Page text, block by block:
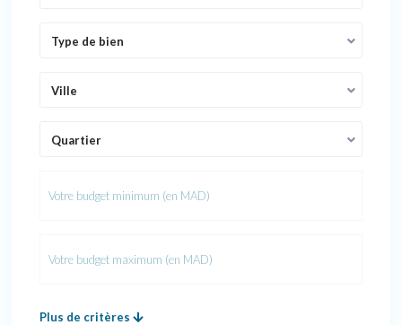
Type de bien
Ville
Quartier
Plus de critères